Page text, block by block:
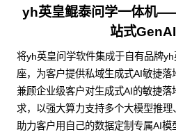
yh英皇鲲泰问学一体机
站式
将yh英皇问学软件集成于自有品牌
座，为客户提供私域生成式AI敏捷落
兼顾企业级客户对生成式AI的敏捷
求，以强大算力支持多个大模型推理
助力客户用自己的数据定制专属AI模